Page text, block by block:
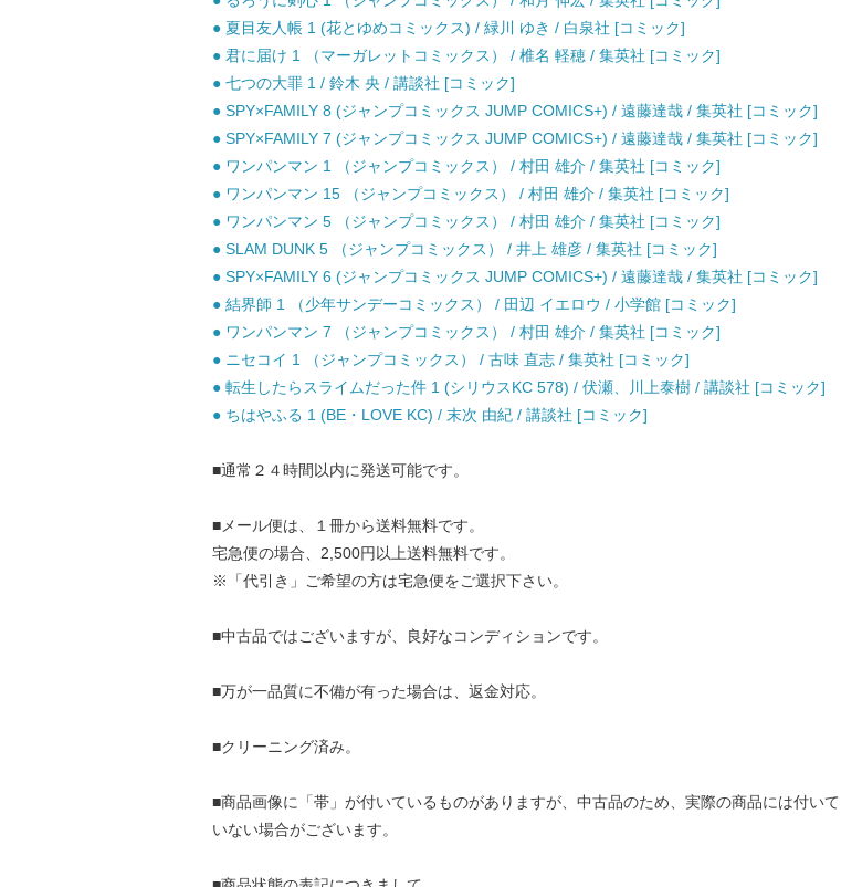
● 夏目友人帳 1 (花とゆめコミックス) / 緑川 ゆき / 白泉社 [コミック]
● 君に届け 1 （マーガレットコミックス） / 椎名 軽穂 / 集英社 [コミック]
● 七つの大罪 1 / 鈴木 央 / 講談社 [コミック]
● SPY×FAMILY 8 (ジャンプコミックス JUMP COMICS+) / 遠藤達哉 / 集英社 [コミック]
● SPY×FAMILY 7 (ジャンプコミックス JUMP COMICS+) / 遠藤達哉 / 集英社 [コミック]
● ワンパンマン 1 （ジャンプコミックス） / 村田 雄介 / 集英社 [コミック]
● ワンパンマン 15 （ジャンプコミックス） / 村田 雄介 / 集英社 [コミック]
● ワンパンマン 5 （ジャンプコミックス） / 村田 雄介 / 集英社 [コミック]
● SLAM DUNK 5 （ジャンプコミックス） / 井上 雄彦 / 集英社 [コミック]
● SPY×FAMILY 6 (ジャンプコミックス JUMP COMICS+) / 遠藤達哉 / 集英社 [コミック]
● 結界師 1 （少年サンデーコミックス） / 田辺 イエロウ / 小学館 [コミック]
● ワンパンマン 7 （ジャンプコミックス） / 村田 雄介 / 集英社 [コミック]
● ニセコイ 1 （ジャンプコミックス） / 古味 直志 / 集英社 [コミック]
● 転生したらスライムだった件 1 (シリウスKC 578) / 伏瀬、川上泰樹 / 講談社 [コミック]
● ちはやふる 1 (BE・LOVE KC) / 末次 由紀 / 講談社 [コミック]
■通常２４時間以内に発送可能です。
■メール便は、１冊から送料無料です。
宅急便の場合、2,500円以上送料無料です。
※「代引き」ご希望の方は宅急便をご選択下さい。
■中古品ではございますが、良好なコンディションです。
■万が一品質に不備が有った場合は、返金対応。
■クリーニング済み。
■商品画像に「帯」が付いているものがありますが、中古品のため、実際の商品には付いて
いない場合がございます。